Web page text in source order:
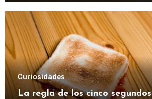
Curiosidades
La regla de los cinco segundos